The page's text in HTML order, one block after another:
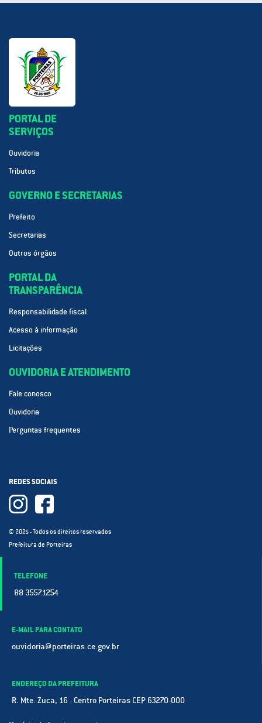
PORTAL DE
SERVIÇOS
Ouvidoria
Tributos
GOVERNO E SECRETARIAS
Prefeito
Secretarias
Outros órgãos
PORTAL DA
TRANSPARÊNCIA
Responsabilidade fiscal
Acesso à informação
Licitações
OUVIDORIA E ATENDIMENTO
Fale conosco
Ouvidoria
Perguntas frequentes
REDES SOCIAIS
© 2025 - Todos os direitos reservados
Prefeitura de Porteiras
TELEFONE
88 3557.1254
E-MAIL PARA CONTATO
ouvidoria@porteiras.ce.gov.br
ENDEREÇO DA PREFEITURA
R. Mte. Zuca, 16 - Centro Porteiras CEP 63270-000